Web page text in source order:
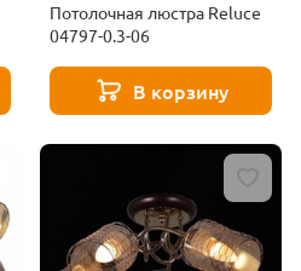
Потолочная люстра Reluce
04797-0.3-06
В корзину